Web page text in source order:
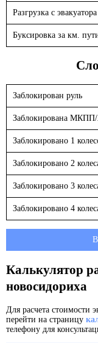
Разгрузка с эвакуатора
Буксировка за км.
Заблокирован руль
Заблокирована
Заблокировано 1
Заблокировано 2
Заблокировано 3
Заблокировано 4
Калькулятор
новосидориха
Для расчета стоимости
перейти на страницу
телефону для